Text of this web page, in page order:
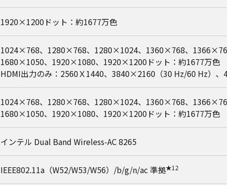
1920×1200ドット：約1677万色
1024×768、1280×768、1280×1024、1360×768、
1680×1050、1920×1080、1920×1200ドット：約1677万色
HDMI出力のみ：2560Ｘ1440、3840×2160（30 Hz/60 Hz）、
1024×768、1280×768、1280×1024、1360×768、
1680×1050、1920×1080、1920×1200ドット：約1677万色
インテル Dual Band Wireless-AC 8265
IEEE802.11a（W52/W53/W56）/b/g/n/ac 準拠★12